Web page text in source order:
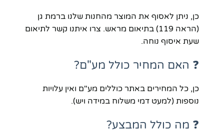
כן, ניתן לאסוף את המוצר מהחנות שלנו ברמת גן
(הראה 119) בתיאום מראש. צרו איתנו קשר לתיאום
שעת איסוף נוחה.
❓ האם המחיר כולל מע"ם?
כן, כל המחירים באתר כוללים מע"ם ואין עלויות
נוספות (למעט דמי משלוח במידה ויש).
❓ מה כולל המבצע?